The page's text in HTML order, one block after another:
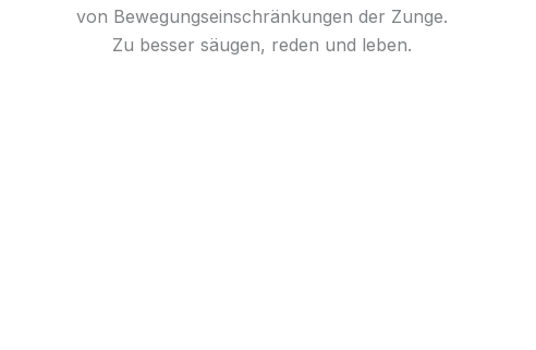
von Bewegungseinschränkungen der Zunge.​
Zu besser säugen, reden und leben.